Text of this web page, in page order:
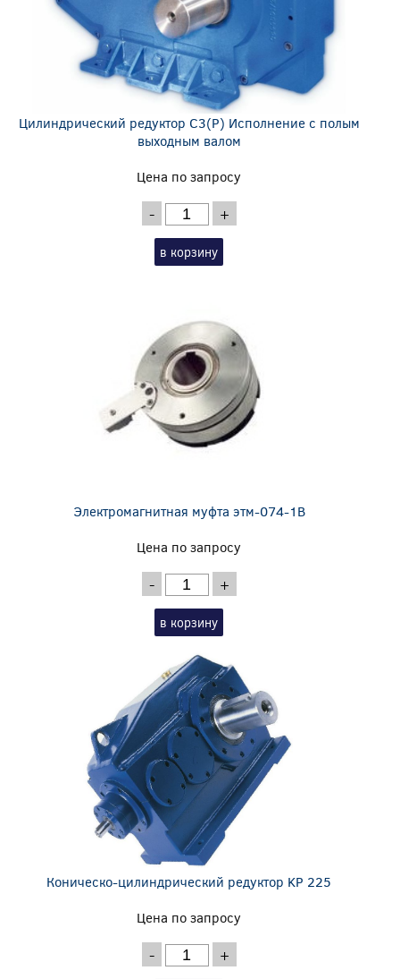
Цилиндрический редуктор C3(P) Исполнение с полым
выходным валом
Цена по запросу
- +
в корзину
Электромагнитная муфта этм-074-1В
Цена по запросу
- +
в корзину
Коническо-цилиндрический редуктор KP 225
Цена по запросу
- +